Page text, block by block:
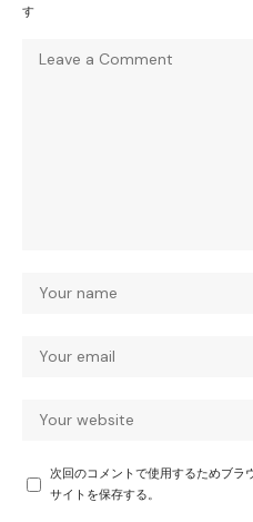
す
次回のコメントで使用するためブラ
サイトを保存する。